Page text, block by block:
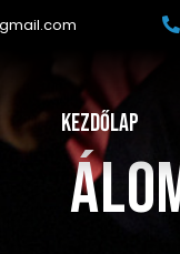
Kezdőlap